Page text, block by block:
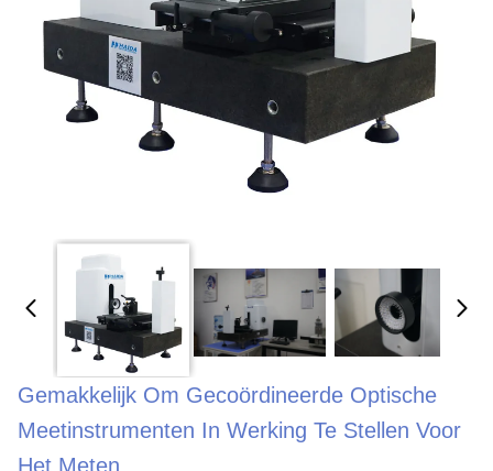
Gemakkelijk Om Gecoördineerde Optische
Meetinstrumenten In Werking Te Stellen Voor
Het Meten